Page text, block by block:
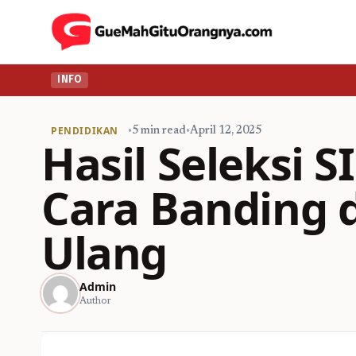
INFO
PENDIDIKAN •5 min read•April 12, 2025
Hasil Seleksi
Cara Banding
Ulang
Admin
Author